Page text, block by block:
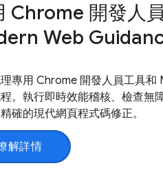
Chrome 開發人
Web
專用 Chrome 開發人員工具
。執行即時效能稽核、檢查無
確的現代網頁程式碼修正。
解詳情